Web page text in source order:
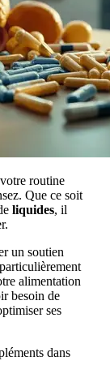
routine
Que ce soit
liquides, il
un soutien
alimentation
besoin de
ses
dans